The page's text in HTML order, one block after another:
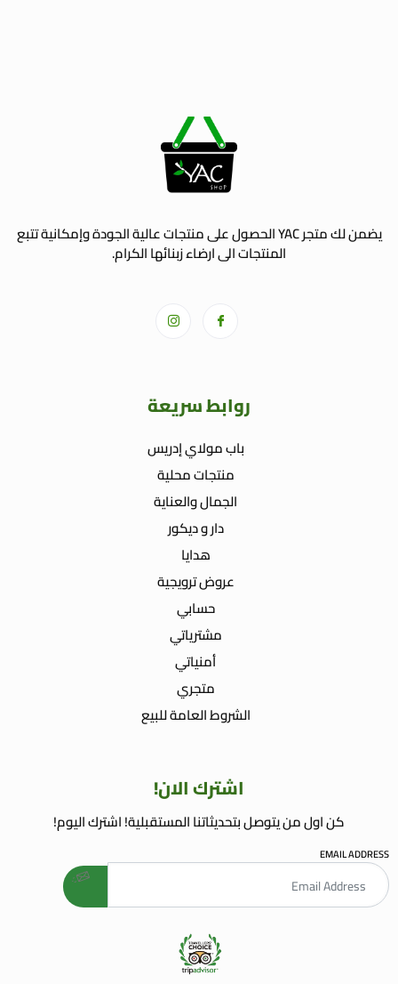
يضمن لك متجر YAC الحصول على منتجات عالية الجودة وإمكانية تتبع
المنتجات الى ارضاء زبنائها الكرام.
روابط سريعة
باب مولاي إدريس
منتجات محلية
الجمال والعناية
دار و ديكور
هدايا
عروض ترويجية
حسابي
مشترياتي
أمنياتي
متجري
الشروط العامة للبيع
اشترك الان!
كن اول من يتوصل بتحديثاتنا المستقبلية! اشترك اليوم!
EMAIL ADDRESS
welcome gift